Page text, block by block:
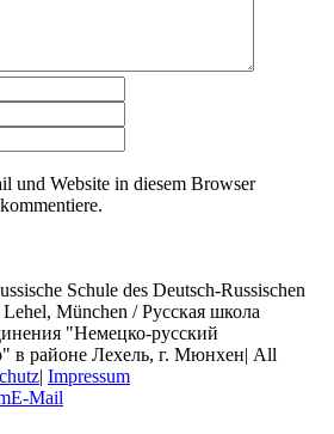
und Website in diesem Browser
Schule des Deutsch-Russischen
München / Русская школа
"Немецко-русский
в районе Лехель, г. Мюнхен| All
| Impressum
E-Mail